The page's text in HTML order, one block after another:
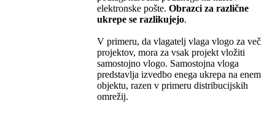
elektronske pošte. Obrazci za različne
ukrepe se razlikujejo.
V primeru, da vlagatelj vlaga vlogo za več
projektov, mora za vsak projekt vložiti
samostojno vlogo. Samostojna vloga
predstavlja izvedbo enega ukrepa na enem
objektu, razen v primeru distribucijskih
omrežij.